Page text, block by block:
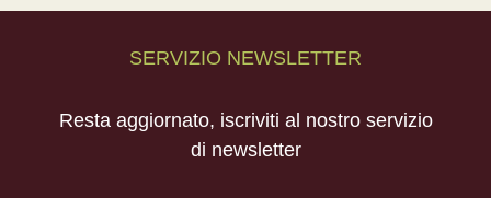
SERVIZIO NEWSLETTER
Resta aggiornato, iscriviti al nostro servizio
di newsletter